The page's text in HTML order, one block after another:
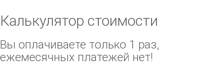
Калькулятор стоимости
Вы оплачиваете только 1 раз,
ежемесячных платежей нет!